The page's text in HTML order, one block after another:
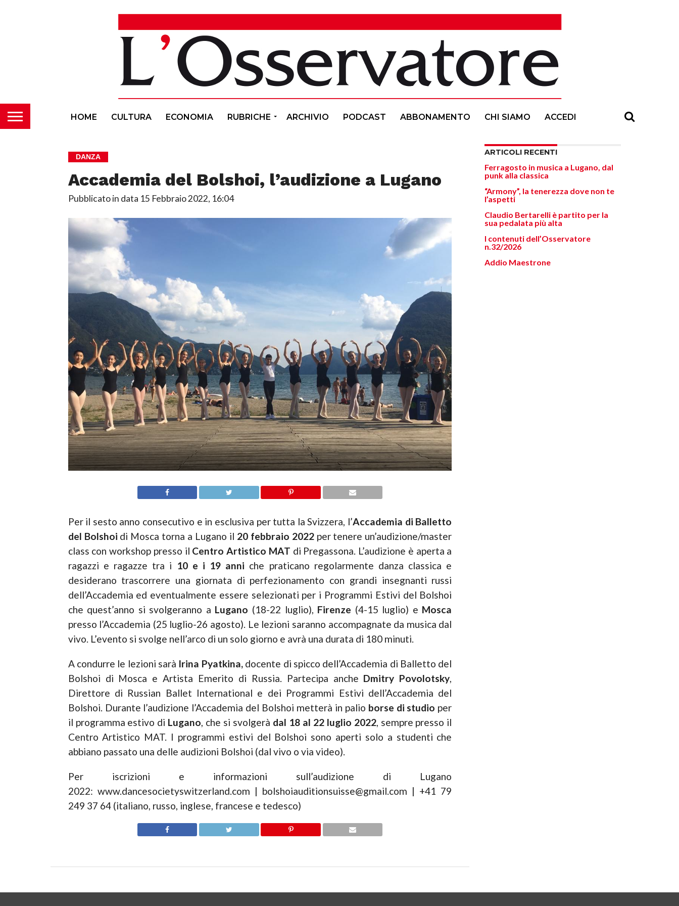
HOME CULTURA ECONOMIA RUBRICHE ARCHIVIO PODCAST ABBONAMENTO CHI SIAMO ACCEDI
DANZA
Accademia del Bolshoi, l’audizione a Lugano
Pubblicato in data 15 Febbraio 2022, 16:04
Per il sesto anno consecutivo e in esclusiva per tutta la Svizzera, l’Accademia di Balletto
del Bolshoi di Mosca torna a Lugano il 20 febbraio 2022 per tenere un’audizione/master
class con workshop presso il Centro Artistico MAT di Pregassona. L’audizione è aperta a
ragazzi e ragazze tra i 10 e i 19 anni che praticano regolarmente danza classica e
desiderano trascorrere una giornata di perfezionamento con grandi insegnanti russi
dell’Accademia ed eventualmente essere selezionati per i Programmi Estivi del Bolshoi
che quest’anno si svolgeranno a Lugano (18-22 luglio), Firenze (4-15 luglio) e Mosca
presso l’Accademia (25 luglio-26 agosto). Le lezioni saranno accompagnate da musica dal
vivo. L’evento si svolge nell’arco di un solo giorno e avrà una durata di 180 minuti.
A condurre le lezioni sarà Irina Pyatkina, docente di spicco dell’Accademia di Balletto del
Bolshoi di Mosca e Artista Emerito di Russia. Partecipa anche Dmitry Povolotsky,
Direttore di Russian Ballet International e dei Programmi Estivi dell’Accademia del
Bolshoi. Durante l’audizione l’Accademia del Bolshoi metterà in palio borse di studio per
il programma estivo di Lugano, che si svolgerà dal 18 al 22 luglio 2022, sempre presso il
Centro Artistico MAT. I programmi estivi del Bolshoi sono aperti solo a studenti che
abbiano passato una delle audizioni Bolshoi (dal vivo o via video).
Per iscrizioni e informazioni sull’audizione di Lugano
2022: www.dancesocietyswitzerland.com | bolshoiauditionsuisse@gmail.com | +41 79
249 37 64 (italiano, russo, inglese, francese e tedesco)
ARTICOLI RECENTI
Ferragosto in musica a Lugano, dal
punk alla classica
“Armony”, la tenerezza dove non te
l’aspetti
Claudio Bertarelli è partito per la
sua pedalata più alta
I contenuti dell’Osservatore
n.32/2026
Addio Maestrone